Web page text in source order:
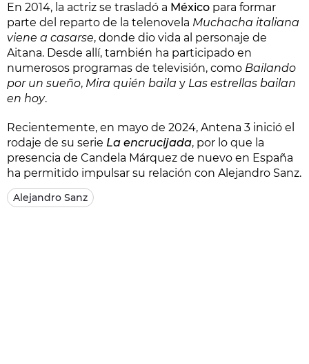
En 2014, la actriz se trasladó a México para formar
parte del reparto de la telenovela Muchacha italiana
viene a casarse, donde dio vida al personaje de
Aitana. Desde allí, también ha participado en
numerosos programas de televisión, como Bailando
por un sueño, Mira quién baila y Las estrellas bailan
en hoy.
Recientemente, en mayo de 2024, Antena 3 inició el
rodaje de su serie La encrucijada, por lo que la
presencia de Candela Márquez de nuevo en España
ha permitido impulsar su relación con Alejandro Sanz.
Alejandro Sanz